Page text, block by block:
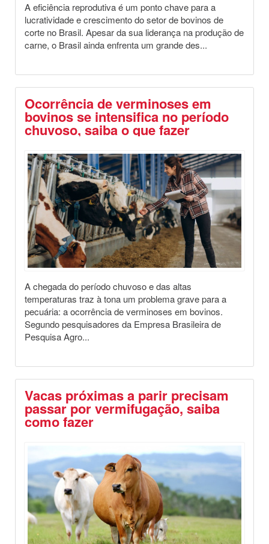
A eficiência reprodutiva é um ponto chave para a
lucratividade e crescimento do setor de bovinos de
corte no Brasil. Apesar da sua liderança na produção de
carne, o Brasil ainda enfrenta um grande des...
Ocorrência de verminoses em
bovinos se intensifica no período
chuvoso, saiba o que fazer
A chegada do período chuvoso e das altas
temperaturas traz à tona um problema grave para a
pecuária: a ocorrência de verminoses em bovinos.
Segundo pesquisadores da Empresa Brasileira de
Pesquisa Agro...
Vacas próximas a parir precisam
passar por vermifugação, saiba
como fazer